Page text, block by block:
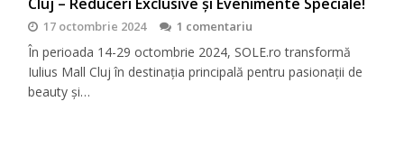
17 octombrie 2024 1 comentariu
În perioada 14-29 octombrie 2024, SOLE.ro transformă
Iulius Mall Cluj în destinația principală pentru pasionații de
beauty și…